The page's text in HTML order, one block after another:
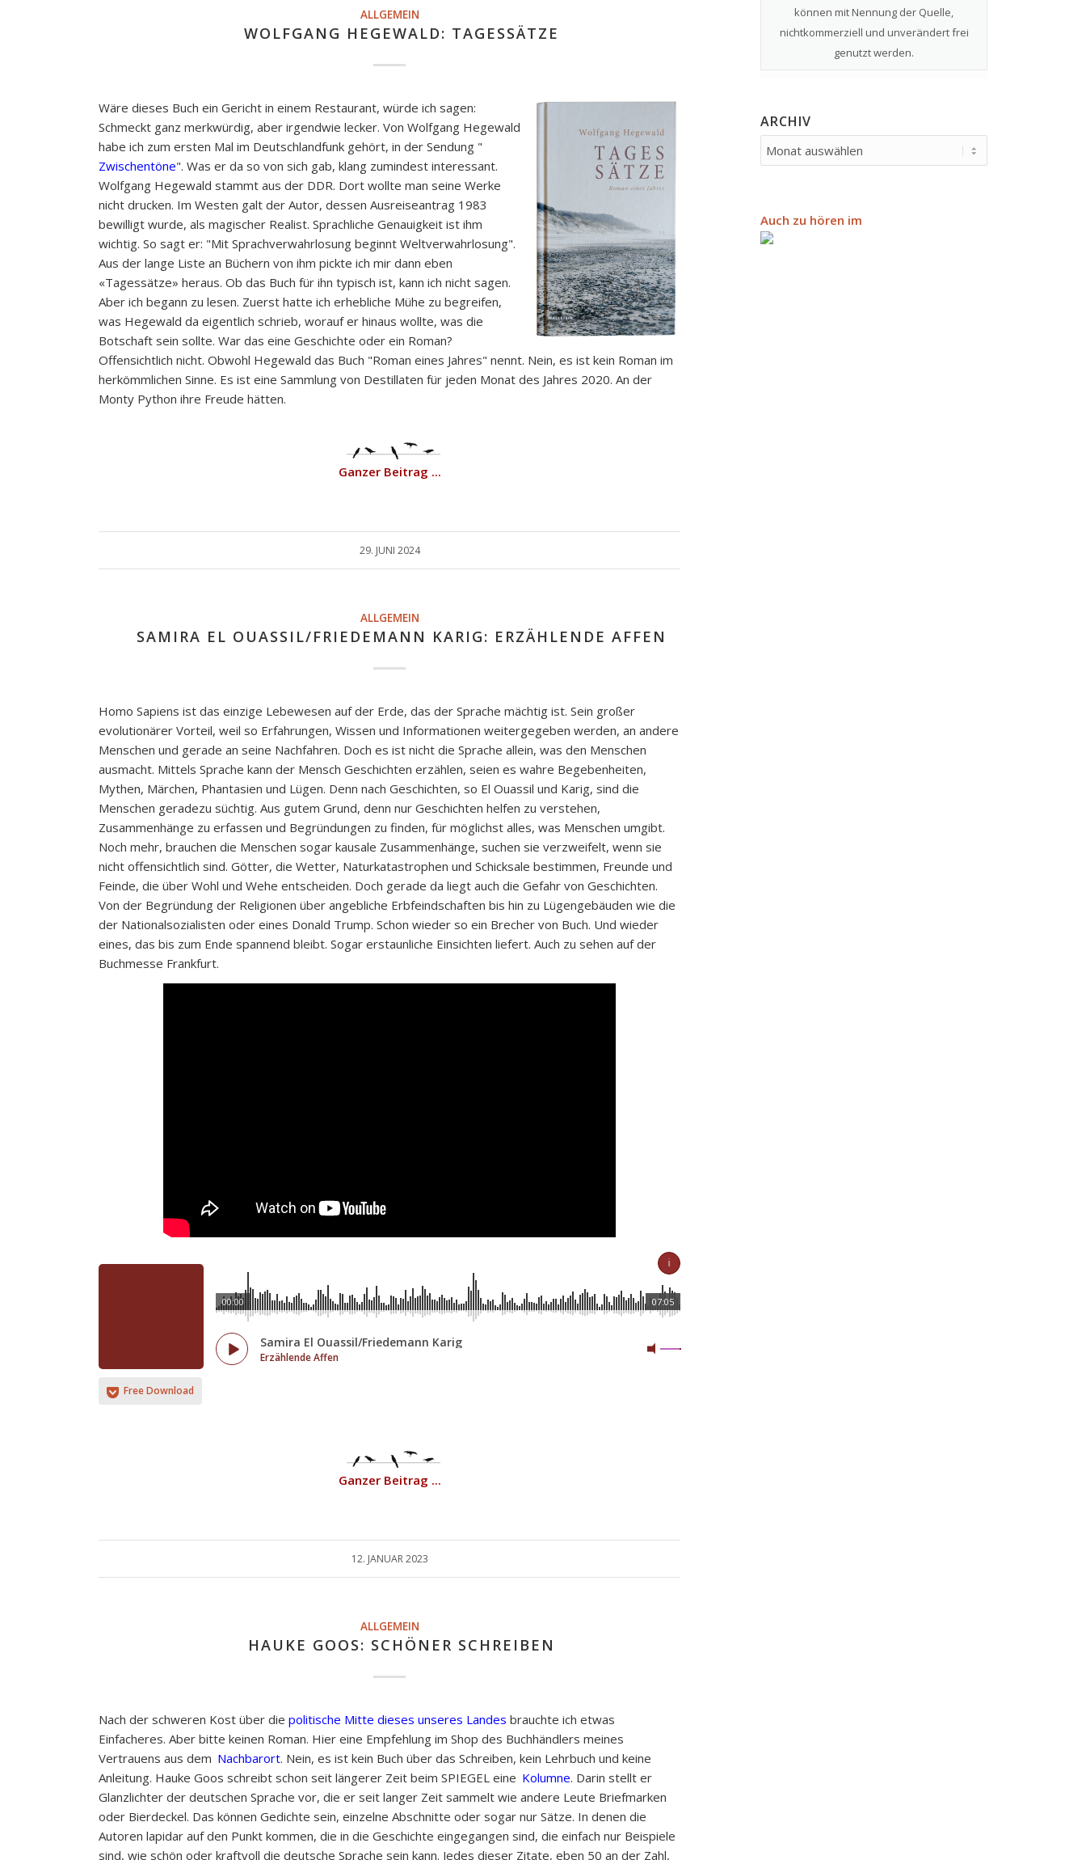
ALLGEMEIN
WOLFGANG HEGEWALD: TAGESSÄTZE
Wäre dieses Buch ein Gericht in einem Restaurant, würde ich sagen:
Schmeckt ganz merkwürdig, aber irgendwie lecker. Von Wolfgang Hegewald
habe ich zum ersten Mal im Deutschlandfunk gehört, in der Sendung "
Zwischentöne". Was er da so von sich gab, klang zumindest interessant.
Wolfgang Hegewald stammt aus der DDR. Dort wollte man seine Werke
nicht drucken. Im Westen galt der Autor, dessen Ausreiseantrag 1983
bewilligt wurde, als magischer Realist. Sprachliche Genauigkeit ist ihm
wichtig. So sagt er: "Mit Sprachverwahrlosung beginnt Weltverwahrlosung".
Aus der lange Liste an Büchern von ihm pickte ich mir dann eben
«Tagessätze» heraus. Ob das Buch für ihn typisch ist, kann ich nicht sagen.
Aber ich begann zu lesen. Zuerst hatte ich erhebliche Mühe zu begreifen,
was Hegewald da eigentlich schrieb, worauf er hinaus wollte, was die
Botschaft sein sollte. War das eine Geschichte oder ein Roman?
Offensichtlich nicht. Obwohl Hegewald das Buch "Roman eines Jahres" nennt. Nein, es ist kein Roman im
herkömmlichen Sinne. Es ist eine Sammlung von Destillaten für jeden Monat des Jahres 2020. An der
Monty Python ihre Freude hätten.
Ganzer Beitrag ...
29. JUNI 2024
ALLGEMEIN
SAMIRA EL OUASSIL/FRIEDEMANN KARIG: ERZÄHLENDE AFFEN
Homo Sapiens ist das einzige Lebewesen auf der Erde, das der Sprache mächtig ist. Sein großer
evolutionärer Vorteil, weil so Erfahrungen, Wissen und Informationen weitergegeben werden, an andere
Menschen und gerade an seine Nachfahren. Doch es ist nicht die Sprache allein, was den Menschen
ausmacht. Mittels Sprache kann der Mensch Geschichten erzählen, seien es wahre Begebenheiten,
Mythen, Märchen, Phantasien und Lügen. Denn nach Geschichten, so El Ouassil und Karig, sind die
Menschen geradezu süchtig. Aus gutem Grund, denn nur Geschichten helfen zu verstehen,
Zusammenhänge zu erfassen und Begründungen zu finden, für möglichst alles, was Menschen umgibt.
Noch mehr, brauchen die Menschen sogar kausale Zusammenhänge, suchen sie verzweifelt, wenn sie
nicht offensichtlich sind. Götter, die Wetter, Naturkatastrophen und Schicksale bestimmen, Freunde und
Feinde, die über Wohl und Wehe entscheiden. Doch gerade da liegt auch die Gefahr von Geschichten.
Von der Begründung der Religionen über angebliche Erbfeindschaften bis hin zu Lügengebäuden wie die
der Nationalsozialisten oder eines Donald Trump. Schon wieder so ein Brecher von Buch. Und wieder
eines, das bis zum Ende spannend bleibt. Sogar erstaunliche Einsichten liefert. Auch zu sehen auf der
Buchmesse Frankfurt.
07:05
00:00
Samira El Ouassil/Friedemann Karig
Erzählende Affen
Free Download
ℹ
Ganzer Beitrag ...
12. JANUAR 2023
ALLGEMEIN
HAUKE GOOS: SCHÖNER SCHREIBEN
Nach der schweren Kost über die politische Mitte dieses unseres Landes brauchte ich etwas
Einfacheres. Aber bitte keinen Roman. Hier eine Empfehlung im Shop des Buchhändlers meines
Vertrauens aus dem Nachbarort. Nein, es ist kein Buch über das Schreiben, kein Lehrbuch und keine
Anleitung. Hauke Goos schreibt schon seit längerer Zeit beim SPIEGEL eine Kolumne. Darin stellt er
Glanzlichter der deutschen Sprache vor, die er seit langer Zeit sammelt wie andere Leute Briefmarken
oder Bierdeckel. Das können Gedichte sein, einzelne Abschnitte oder sogar nur Sätze. In denen die
Autoren lapidar auf den Punkt kommen, die in die Geschichte eingegangen sind, die einfach nur Beispiele
sind, wie schön oder kraftvoll die deutsche Sprache sein kann. Jedes dieser Zitate, eben 50 an der Zahl,
können mit Nennung der Quelle,
nichtkommerziell und unverändert frei
genutzt werden.
ARCHIV
Auch zu hören im